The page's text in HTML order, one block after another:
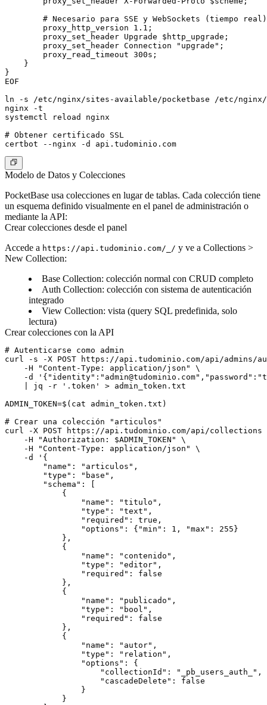
        # Necesario para SSE y WebSockets (tiempo real)
        proxy_http_version 1.1;
        proxy_set_header Upgrade $http_upgrade;
        proxy_set_header Connection "upgrade";
        proxy_read_timeout 300s;
    }
}
EOF
ln -s /etc/nginx/sites-available/pocketbase /etc/
nginx -t
systemctl reload nginx
# Obtener certificado SSL
Modelo de Datos y Colecciones
PocketBase usa colecciones en lugar de tablas. Cada colección tiene
un esquema definido visualmente en el panel de administración o
mediante la API:
Crear colecciones desde el panel
Accede a https://api.tudominio.com/_/ y ve a Collections >
New Collection:
Base Collection: colección normal con CRUD completo
Auth Collection: colección con sistema de autenticación
integrado
View Collection: vista (query SQL predefinida, solo
lectura)
Crear colecciones con la API
# Autenticarse como admin
curl -s -X POST https://api.tudominio.com/api/admins/
    -H "Content-Type: application/json" \
    -d '{"identity":"
admin@tudominio.com
    | jq -r '.token' > admin_token.txt
ADMIN_TOKEN=$(cat admin_token.txt)
# Crear una colección "articulos"
curl -X POST https://api.tudominio.com/api/
    -H "Authorization: $ADMIN_TOKEN" \
    -H "Content-Type: application/json" \
    -d '{
        "name": "articulos",
        "type": "base",
        "schema": [
            {
                "name": "titulo",
                "type": "text",
                "required": true,
                "options": {"min": 1, "max": 255}
            },
            {
                "name": "contenido",
                "type": "editor",
                "required": false
            },
            {
                "name": "publicado",
                "type": "bool",
                "required": false
            },
            {
                "name": "autor",
                "type": "relation",
                "options": {
                    "collectionId": "_pb_users_auth_",
                    "cascadeDelete": false
                }
            }